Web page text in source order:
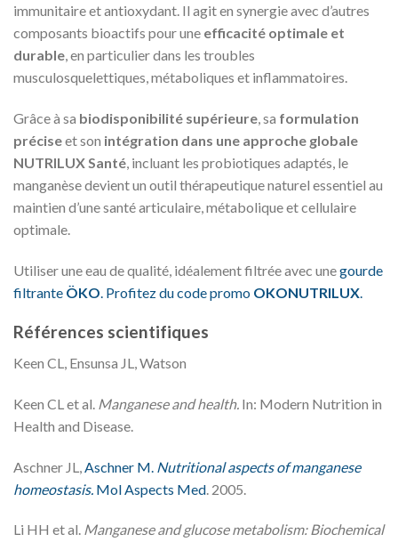
immunitaire et antioxydant. Il agit en synergie avec d’autres
composants bioactifs pour une efficacité optimale et
durable, en particulier dans les troubles
musculosquelettiques, métaboliques et inflammatoires.
Grâce à sa biodisponibilité supérieure , sa formulation
préciseet son intégration dans une approche globale
NUTRILUX Santé , incluant les probiotiques adaptés, le
manganèse devient un outil thérapeutique naturel essentiel au
maintien d’une santé articulaire, métabolique et cellulaire
optimale.
Utiliser une eau de qualité, idéalement filtrée avec unegourde
filtrante ÖKO . Profitez du code promo OKONUTRILUX
Références scientifiques
Keen CL, Ensunsa JL, Watson
Keen CL et al. Manganese and health. In: Modern Nutrition in
Health and Disease.
Aschner JL, Aschner M. Nutritional aspects of manganese
homeostasis. Mol Aspects Med . 2005.
Li HH et al. Manganese and glucose metabolism: Biochemical